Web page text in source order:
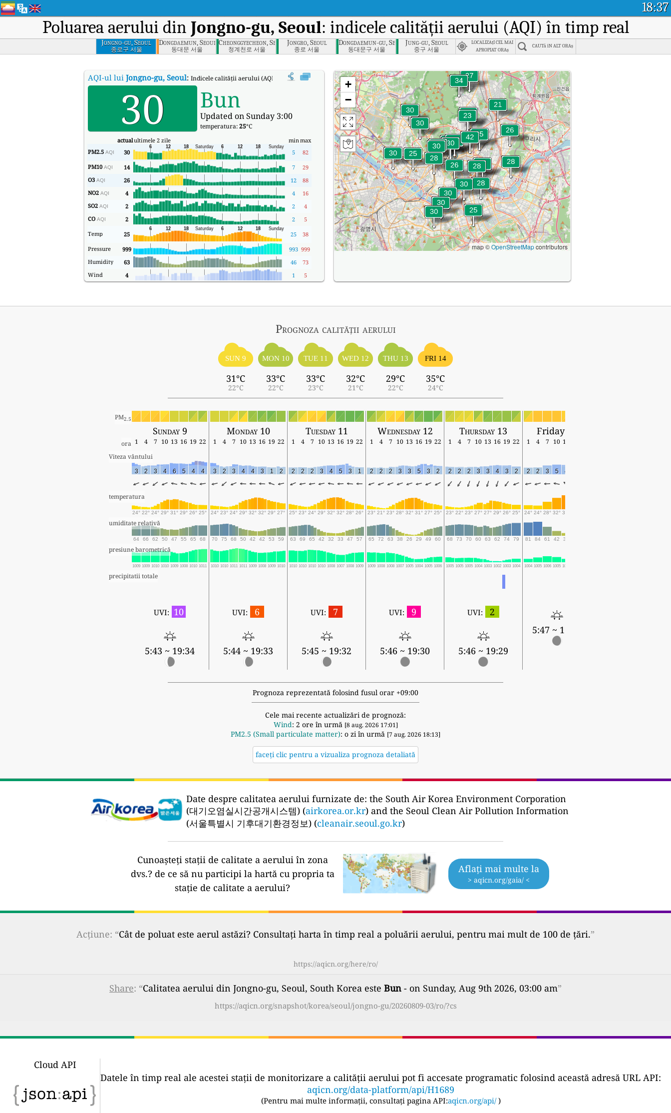
18:37
Poluarea aerului din Jongno-gu, Seoul: indicele calității aerului (AQI) în timp real
Jongno-gu, Seoul
종로구 서울
Dongdaemun, Seoul
동대문 서울
Cheonggyecheon, Seoul
청계천로 서울
Jongro, Seoul
종로 서울
Dongdaemun-gu, Seoul
동대문구 서울
Jung-gu, Seoul
중구 서울
LOCALIZAțI CEL MAI
APROPIAT ORAș
CAUTă îN ALT ORAș
AQI-ul lui Jongno-gu, Seoul: Indicele calității aerului (AQI) în timp real al lui Jongno-gu, Seoul.
30 Bun
Updated on Sunday 3:00
temperatura:25°C
actualultimele 2 zile minmax
PM2.5 AQI 30 5
82
PM10 AQI 14 7
29
O3 AQI 26 12
88
NO2 AQI 4 4
16
SO2 AQI 2 2
4
CO AQI 2 2
5
Temp
25 25
38
Pressure
999 993 999
Humidity
63 46
73
Wind
4 1 5
+
−
map ©OpenStreetMapcontributors
Prognoza calității aerului
SUN 9
31°C
22°C
MON 10
33°C
22°C
TUE 11
33°C
23°C
WED 12
32°C
21°C
THU 13
29°C
22°C
FRI 14
35°C
24°C
PM2.5
Sunday 9 Monday 10 Tuesday 11 Wednesday 12 Thursday 13 Friday 14
ora 1 4 7 10 13 16 19 22 1 4 7 10 13 16 19 22 1 4 7 10 13 16 19 22 1 4 7 10 13 16 19 22 1 4 7 10 13 16 19 22 1 4 7 10 13
Viteza vântului
3 2 3 4 6 5 4 4 3 2 3 4 4 3 1 2 2 2 2 3 4 5 3 1 2 2 2 3 3 5 3 2 2 2 2 3 3 4 3 2 2 2 3 5 4
temperatura
24° 22° 24° 29° 31° 29° 26° 25° 24° 23° 24° 29° 32° 32° 29° 27° 25° 23° 24° 29° 32° 32° 28° 26° 23° 21° 23° 28° 32° 31° 27° 25° 23° 22° 23° 27° 27° 29° 26° 25° 24° 24° 28° 32° 35°
umiditate relativă
64 66 62 50 47 55 65 68 70 75 68 50 42 42 53 59 63 69 65 42 32 33 47 57 65 72 63 38 26 29 49 60 68 73 70 60 63 62 74 79 81 84 61 42 32
presiune barometrică
1009 1009 1010 1010 1009 1008 1010 1011 1010 1010 1011 1011 1009 1008 1009 1010 1010 1010 1010 1010 1008 1007 1008 1009 1009 1008 1008 1007 1005 1004 1005 1006 1005 1005 1005 1004 1003 1002 1003 1004 1004 1005 1006 1005 1004
precipitatii totale
UVI: 10
5:43 ~ 19:34
UVI: 6
5:44 ~ 19:33
UVI: 7
5:45 ~ 19:32
UVI: 9
5:46 ~ 19:30
UVI: 2
5:46 ~ 19:29
5:47 ~ 19:28
Prognoza reprezentată folosind fusul orar +09:00
Cele mai recente actualizări de prognoză:
Wind: 2 ore în urmă [8 aug. 2026 17:01]
PM2.5 (Small particulate matter): o zi în urmă [7 aug. 2026 18:13]
faceți clic pentru a vizualiza prognoza detaliată
Date despre calitatea aerului furnizate de: the South Air Korea Environment Corporation
(대기오염실시간공개시스템) (airkorea.or.kr) and the Seoul Clean Air Pollution Information
(서울특별시 기후대기환경정보) (cleanair.seoul.go.kr)
Cunoașteți stații de calitate a aerului în zona
dvs.? de ce să nu participi la hartă cu propria ta
stație de calitate a aerului?
Aflați mai multe la
> aqicn.org/gaia/ <
Acțiune: “Cât de poluat este aerul astăzi? Consultați harta în timp real a poluării aerului, pentru mai mult de 100 de țări.”
https://aqicn.org/here/ro/
Share: “Calitatea aerului din Jongno-gu, Seoul, South Korea este Bun - on Sunday, Aug 9th 2026, 03:00 am”
https://aqicn.org/snapshot/korea/seoul/jongno-gu/20260809-03/ro/?cs
Cloud API
Datele în timp real ale acestei stații de monitorizare a calității aerului pot fi accesate programatic folosind această adresă URL API:
aqicn.org/data-platform/api/H1689
(Pentru mai multe informații, consultați pagina API:aqicn.org/api/ )